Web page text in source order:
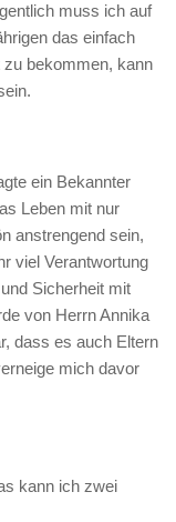
muss ich auf
das einfach
bekommen, kann
ein Bekannter
Leben mit nur
anstrengend sein,
viel Verantwortung
Sicherheit mit
von Herrn Annika
dass es auch Eltern
mich davor
kann ich zwei